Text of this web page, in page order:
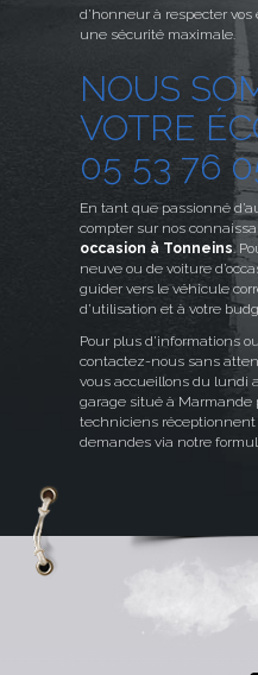
d’honneur à respecter
une sécurité maximale.
NOUS
VOTRE
05 53 76
En tant que passionné
compter sur nos
occasion à Tonneins.
neuve ou de voiture
guider vers le véhicule
d’utilisation et à votre
Pour plus d’informations
contactez-nous sans
vous accueillons du lundi
garage situé à Marmande
techniciens
demandes via notre